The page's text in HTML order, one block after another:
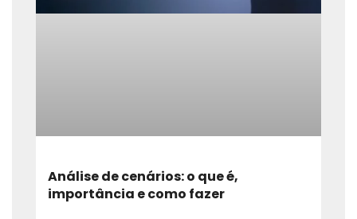
Análise de cenários: o que é,
importância e como fazer